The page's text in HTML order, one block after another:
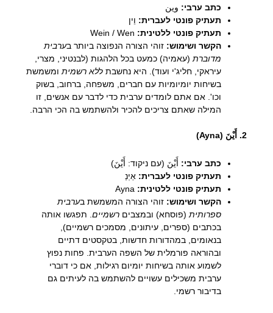
כתב ערבי: وين
תעתיק פונטי לעברית: וֵין
תעתיק פונטי ללטינית:
הקשר ושימוש: זוהי הצורה הנפוצה ביותר בערבית
מדוברת(עאמיה) כמעט בכל הלהגות (לבנטיני, מצרי,
עיראקי, חליג'י ועוד). היא נחשבת ללא רשמיתומשמשת
בשיחות יומיומיות עם חברים, משפחה, ברחוב, בשוק
וכו'. אם אתם לומדים ערבית כדי לדבר עם אנשים, זו
המילה שאתם צריכים להכיר ולהשתמש בה הכי הרבה.
2. أَيْنَ (Ayna)
כתב ערבי: أَيْنَ (עם ניקוד: أَيْنَ)
תעתיק פונטי לעברית: אַיְנַ
תעתיק פונטי ללטינית:
הקשר ושימוש: זוהי הצורה המשמשת בערבית
ספרותית(פוסחא) ובמצבים רשמיים. תפגשו אותה
בכתבים (ספרים, עיתונים, מסמכים רשמיים),
בנאומים, במהדורות חדשות, בטקסטים דתיים
ובהוראה פורמלית של השפה הערבית. פחות נפוץ
לשמוע אותה בשיחות יומיום רגילות, אם כי דוברי
ערבית משכילים עשויים להשתמש בה לעיתים גם
בדיבור רשמי.